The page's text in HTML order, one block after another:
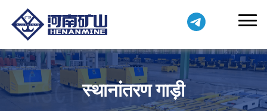
स्थानांतरण गाड़ी